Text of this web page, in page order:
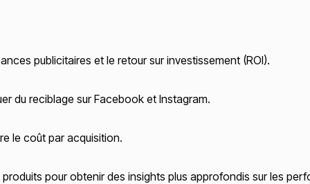
publicitaires et le retour sur investissement (ROI).
du reciblage sur Facebook et Instagram.
le coût par acquisition.
pour obtenir des insights plus approfondis sur les